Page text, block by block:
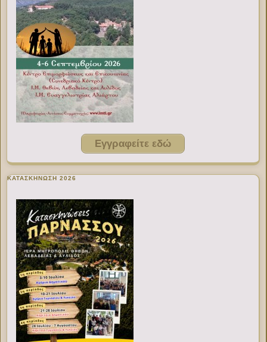
Εγγραφείτε εδώ
ΚΑΤΑΣΚΗΝΩΣΗ 2026